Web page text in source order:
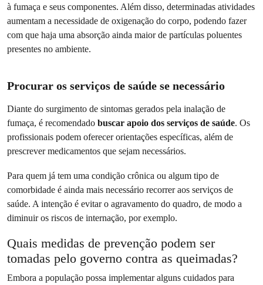
à fumaça e seus componentes. Além disso, determinadas atividades
aumentam a necessidade de oxigenação do corpo, podendo fazer
com que haja uma absorção ainda maior de partículas poluentes
presentes no ambiente.
Procurar os serviços de saúde se necessário
Diante do surgimento de sintomas gerados pela inalação de
fumaça, é recomendado buscar apoio dos serviços de saúde. Os
profissionais podem oferecer orientações específicas, além de
prescrever medicamentos que sejam necessários.
Para quem já tem uma condição crônica ou algum tipo de
comorbidade é ainda mais necessário recorrer aos serviços de
saúde. A intenção é evitar o agravamento do quadro, de modo a
diminuir os riscos de internação, por exemplo.
Quais medidas de prevenção podem ser
tomadas pelo governo contra as queimadas?
Embora a população possa implementar alguns cuidados para